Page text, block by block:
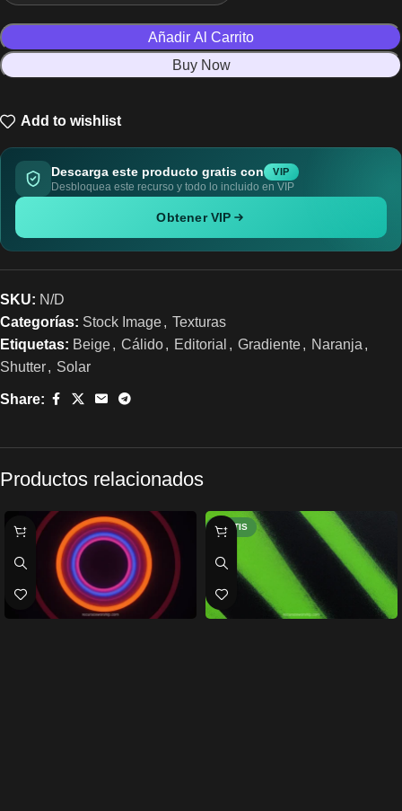
Añadir Al Carrito
Buy Now
Add to wishlist
Descarga este producto gratis con VIP
Desbloquea este recurso y todo lo incluido en VIP
Obtener VIP
SKU: N/D
Categorías: Stock Image, Texturas
Etiquetas: Beige, Cálido, Editorial , Gradiente, Naranja ,
Shutter, Solar
Share:
Productos relacionados
GRATIS